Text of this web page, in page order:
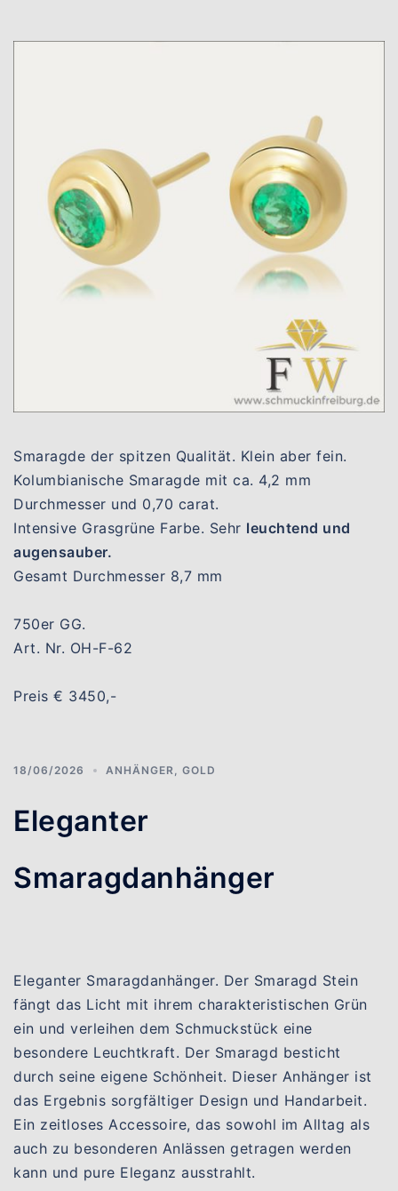
Smaragde der spitzen Qualität. Klein aber fein.
Kolumbianische Smaragde mit ca. 4,2 mm
Durchmesser und 0,70 carat.
Intensive Grasgrüne Farbe. Sehr leuchtend und
augensauber.
Gesamt Durchmesser 8,7 mm
750er GG.
Art. Nr. OH-F-62
Preis € 3450,-
18/06/2026 ANHÄNGER GOLD
Eleganter
Smaragdanhänger
Eleganter Smaragdanhänger. Der Smaragd Stein
fängt das Licht mit ihrem charakteristischen Grün
ein und verleihen dem Schmuckstück eine
besondere Leuchtkraft. Der Smaragd besticht
durch seine eigene Schönheit. Dieser Anhänger ist
das Ergebnis sorgfältiger Design und Handarbeit.
Ein zeitloses Accessoire, das sowohl im Alltag als
auch zu besonderen Anlässen getragen werden
kann und pure Eleganz ausstrahlt.